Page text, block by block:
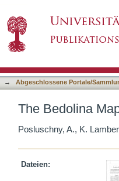
→ Abgeschlossene Portale/
The Bedolina
Posluschny, A., K.
Dateien: